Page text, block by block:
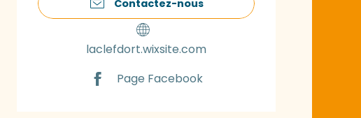
Contactez-nous
laclefdort.wixsite.com
Page Facebook